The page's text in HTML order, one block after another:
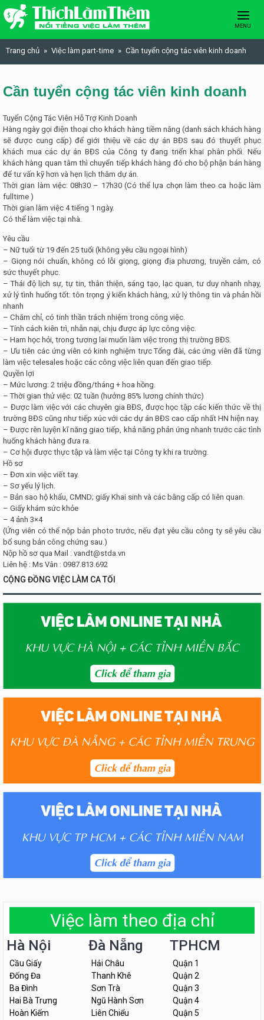
Skip to content
MENU
Trang chủ Việc làm part-time Cần tuyển cộng tác viên kinh doanh
Cần tuyển cộng tác viên kinh doanh
Tuyển Cộng Tác Viên Hỗ Trợ Kinh Doanh
Hàng ngày gọi điện thoại cho khách hàng tiềm năng (danh sách khách hàng
sẽ được cung cấp) để giới thiệu về các dự án BĐS sau đó thuyết phục
khách mua các dự án BĐS của Công ty đang triển khai phân phối. Nếu
khách hàng quan tâm thì chuyển tiếp khách hàng đó cho bộ phận bán hàng
để tư vấn kỹ hơn và hẹn lịch thăm dự án.
Thời gian làm việc: 08h30 – 17h30 (Có thể lựa chọn l àm theo ca hoặc làm
fulltime )
Thời gian làm việc 4 tiếng 1 ngày.
Có thể làm việc tại nhà.
Yêu cầu
– Nữ tuổi từ 19 đến 25 tuổi (không yêu cầu ngoại hình)
– Giọng nói chuẩn, không có lỗi giọng, giọng địa phương, truyền cảm, có
sức thuyết phục.
– Thái độ lịch sự, tự tin, thân thiện, sáng tạo, lạc quan, tư duy nhanh nhạy,
xử lý tình huống tốt: tôn trọng ý kiến khách hàng, xử lý thông tin và phản hồi
nhanh
– Chăm chỉ, có tinh thần trách nhiệm trong công việc.
– Tính cách kiên trì, nhẫn nại, chịu được áp lực công việc.
– Ham học hỏi, trong tương lai muốn làm việc trong thị trường BĐS.
– Ưu tiên các ứng viên có kinh nghiệm trực Tổng đài, các ứng viên đã từng
làm việc telesales hoặc các công việc liên quan đến giao tiếp.
Quyền lợi
– Mức lương: 2 triệu đồng/tháng + hoa hồng.
– Thời gian thử việc: 02 tuần (hưởng 85% lương chính thức)
– Được làm việc với các chuyên gia BĐS, được học tập các kiến thức về thị
trường BĐS cũng như tiếp xúc với các dự án BĐS cao cấp nhất HN hiện nay.
– Được rèn luyện kĩ năng giao tiếp, khả năng phản ứng nhanh trước các tình
huống khách hàng đưa ra.
– Cơ hội được thực tập và làm việc tại Công ty khi ra trường.
Hồ sơ
– Đơn xin việc viết tay.
– Sơ yếu lý lịch.
– Bản sao hộ khẩu, CMND; giấy Khai sinh và các bằng cấp có liên quan.
– Giấy khám sức khỏe
– 4 ảnh 3×4
(Ứng viên có thể nộp bản photo trước, nếu đạt yêu cầu công ty sẽ yêu cầu
bổ sung bản công chứng sau.)
Nộp hồ sơ qua Mail : vandt@stda.vn
Liên hệ : Ms Vân : 0987.813.692
CỘNG ĐỒNG VIỆC LÀM CA TỐI
Việc làm theo địa chỉ
Hà Nội
Cầu Giấy
Đống Đa
Ba Đình
Hai Bà Trưng
Hoàn Kiếm
Đà Nẵng
Hải Châu
Thanh Khê
Sơn Trà
Ngũ Hành Sơn
Liên Chiểu
TPHCM
Quận 1
Quận 2
Quận 3
Quận 4
Quận 5